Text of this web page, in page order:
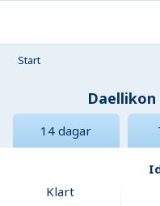
Start
14 dagar
Klart